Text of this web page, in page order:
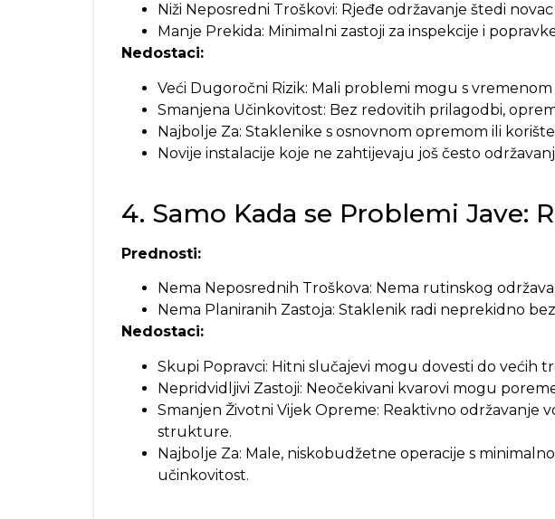
Niži Neposredni Troškovi: Rjeđe održavanje štedi
Manje Prekida: Minimalni zastoji za inspekcije i
Nedostaci:
Veći Dugoročni Rizik: Mali problemi mogu s
Smanjena Učinkovitost: Bez redovitih prilagodbi,
Najbolje Za: Staklenike s osnovnom opremom ili
Novije instalacije koje ne zahtijevaju još često
4. Samo Kada se Problemi Jave:
Prednosti:
Nema Neposrednih Troškova: Nema rutinskog
Nema Planiranih Zastoja: Staklenik radi neprekidno
Nedostaci:
Skupi Popravci: Hitni slučajevi mogu dovesti do većih
Nepridvidljivi Zastoji: Neočekivani kvarovi mogu
Smanjen Životni Vijek Opreme: Reaktivno održavanje
strukture.
Najbolje Za: Male, niskobudžetne operacije s
učinkovitost.